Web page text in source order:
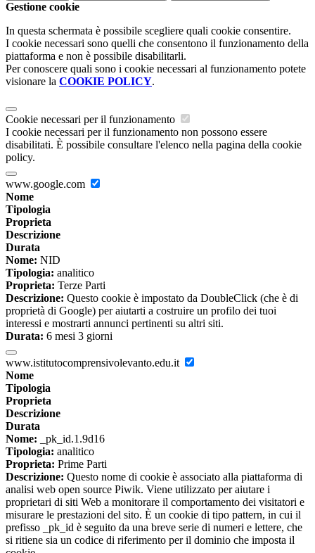
Gestione cookie
In questa schermata è possibile scegliere quali cookie consentire.
I cookie necessari sono quelli che consentono il funzionamento della
piattaforma e non è possibile disabilitarli.
Per conoscere quali sono i cookie necessari al funzionamento potete
visionare la COOKIE POLICY.
Cookie necessari per il funzionamento
I cookie necessari per il funzionamento non possono essere
disabilitati. È possibile consultare l'elenco nella pagina della cookie
policy.
www.google.com
Nome
Tipologia
Proprieta
Descrizione
Durata
Nome: NID
Tipologia: analitico
Proprieta: Terze Parti
Descrizione: Questo cookie è impostato da DoubleClick (che è di
proprietà di Google) per aiutarti a costruire un profilo dei tuoi
interessi e mostrarti annunci pertinenti su altri siti.
Durata: 6 mesi 3 giorni
www.istitutocomprensivolevanto.edu.it
Nome
Tipologia
Proprieta
Descrizione
Durata
Nome: _pk_id.1.9d16
Tipologia: analitico
Proprieta: Prime Parti
Descrizione: Questo nome di cookie è associato alla piattaforma di
analisi web open source Piwik. Viene utilizzato per aiutare i
proprietari di siti Web a monitorare il comportamento dei visitatori e
misurare le prestazioni del sito. È un cookie di tipo pattern, in cui il
prefisso _pk_id è seguito da una breve serie di numeri e lettere, che
si ritiene sia un codice di riferimento per il dominio che imposta il